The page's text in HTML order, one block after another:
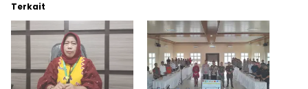
Terkait